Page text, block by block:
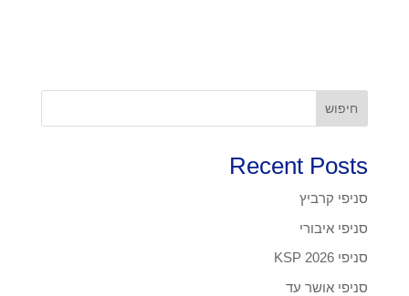
חיפוש
Recent Posts
סניפי קרביץ
סניפי איבורי
סניפי KSP 2026
סניפי אושר עד